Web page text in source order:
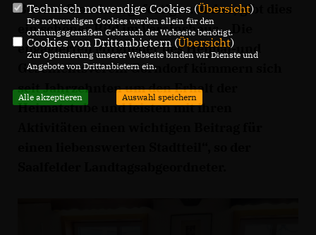
Bettina Staude angefertigt wurden, gibt dies
ein schönes Bild im Vereinshaus. „Die
engagierten Mitglieder des Heimat-und
Geschichtsverein Gorndorf kümmern sich
seit Jahrzehnten um den Erhalt der
Heimatstube und leisten mit ihren
Technisch notwendige Cookies (Übersicht)
Die notwendigen Cookies werden allein für den
ordnungsgemäßen Gebrauch der Webseite benötigt.
Cookies von Drittanbietern (Übersicht)
Zur Optimierung unserer Webseite binden wir Dienste und
Angebote von Drittanbietern ein.
Alle akzeptieren Auswahl speichern